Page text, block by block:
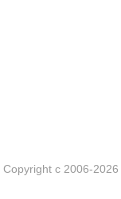
Copyright c 2006-2026